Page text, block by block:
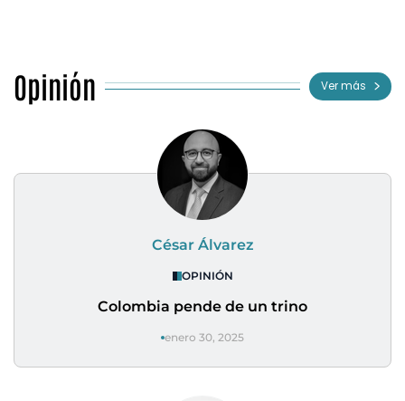
Opinión Ver más
César Álvarez
OPINIÓN
Colombia pende de un trino
enero 30, 2025